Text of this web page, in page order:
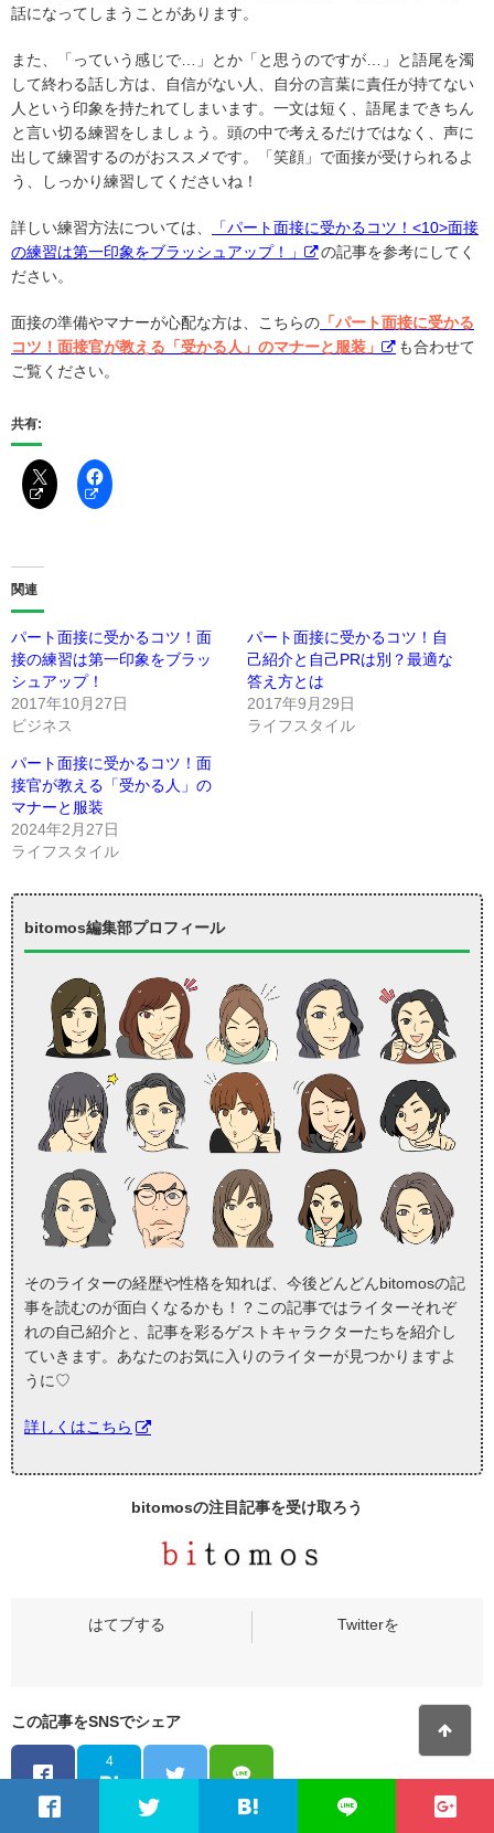
話になってしまうことがあります。
また、「っていう感じで…」とか「と思うのですが…」と語尾を濁
して終わる話し方は、自信がない人、自分の言葉に責任が持てない
人という印象を持たれてしまいます。一文は短く、語尾まできちん
と言い切る練習をしましょう。頭の中で考えるだけではなく、声に
出して練習するのがおススメです。「笑顔」で面接が受けられるよ
う、しっかり練習してくださいね！
詳しい練習方法については、
「パート面接に受かるコツ！<10>面接
の練習は第一印象をブラッシュアップ！」
の記事を参考にしてく
ださい。
面接の準備やマナーが心配な方は、こちらの 「パート面接に受かる
コツ！面接官が教える「受かる人」のマナーと服装」
も合わせて
ご覧ください。
共有:
関連
パート面接に受かるコツ！面
接の練習は第一印象をブラッ
シュアップ！
2017年10月27日
ビジネス
パート面接に受かるコツ！自
己紹介と自己PRは別？最適な
答え方とは
2017年9月29日
ライフスタイル
パート面接に受かるコツ！面
接官が教える「受かる人」の
マナーと服装
2024年2月27日
ライフスタイル
bitomos編集部プロフィール
そのライターの経歴や性格を知れば、今後どんどんbitomosの記
事を読むのが面白くなるかも！？この記事ではライターそれぞ
れの自己紹介と、記事を彩るゲストキャラクターたちを紹介し
ていきます。あなたのお気に入りのライターが見つかりますよ
うに♡
詳しくはこちら
bitomosの注目記事を受け取ろう
この記事をSNSでシェア
4